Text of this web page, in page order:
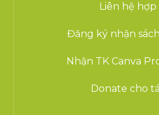
Liên hệ hợp
Đăng ký nhận
Nhận TK Canva
Donate cho